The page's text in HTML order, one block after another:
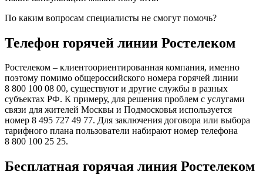
По каким вопросам специалисты не смогут помочь?
Телефон горячей линии Ростелеком
Ростелеком – клиентоориентированная компания, именно
поэтому помимо общероссийского номера горячей линии
8 800 100 08 00, существуют и другие службы в разных
субъектах РФ. К примеру, для решения проблем с услугами
связи для жителей Москвы и Подмосковья используется
номер 8 495 727 49 77. Для заключения договора или выбора
тарифного плана пользователи набирают номер телефона
8 800 100 25 25.
Бесплатная горячая линия Ростелеком